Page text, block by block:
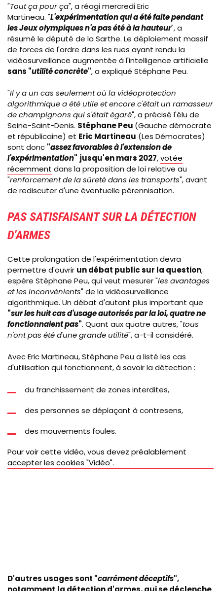
"Tout ça pour ça", a réagi mercredi Eric
Martineau. "L'expérimentation qui a été faite pendant
les Jeux olympiques n'a pas été à la hauteur", a
résumé le député de la Sarthe. Le déploiement massif
de forces de l'ordre dans les rues ayant rendu la
vidéosurveillance augmentée à l'intelligence artificielle
sans "utilité concrète", a expliqué Stéphane Peu.
"Il y a un cas seulement où la vidéoprotection
algorithmique a été utile et encore c'était un ramasseur
de champignons qui s'était égaré", a précisé l'élu de
Seine-Saint-Denis. Stéphane Peu (Gauche démocrate
et républicaine) et Eric Martineau (Les Démocrates)
sont donc "assez favorables à l'extension de
l'expérimentation" jusqu'en mars 2027,votée
récemment dans la proposition de loi relative au
"renforcement de la sûreté dans les transports", avant
de rediscuter d'une éventuelle pérennisation.
PAS SATISFAISANT SUR LA DÉTECTION
D'ARMES
Cette prolongation de l'expérimentation devra
permettre d'ouvrir un débat public sur la question,
espère Stéphane Peu, qui veut mesurer "les avantages
et les inconvénients" de la vidéosurveillance
algorithmique. Un débat d'autant plus important que
"sur les huit cas d'usage autorisés par la loi, quatre ne
fonctionnaient pas". Quant aux quatre autres, "tous
n'ont pas été d'une grande utilité", a-t-il considéré.
Avec EricMartineau, Stéphane Peu a listé les cas
d'utilisation qui fonctionnent, à savoir la détection :
du franchissement de zones interdites,
des personnes se déplaçant à contresens,
des mouvements foules.
Pour voir cette vidéo, vous devez préalablement
accepter les cookies "Vidéo".
D'autres usages sont "carrément déceptifs",